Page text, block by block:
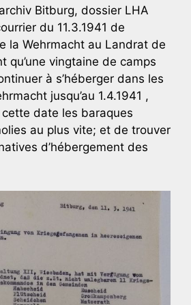
Bitburg, dossier LHA
du 11.3.1941 de
la Wehrmacht au Landrat de
qu’une vingtaine de camps
à s’héberger dans les
jusqu’au 1.4.1941 ,
date les baraques
au plus vite; et de trouver
d’hébergement des